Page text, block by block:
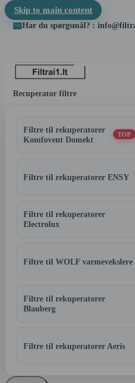
Skip to main content
Har du spørgsmål? :
Recuperator filtre
Filtre til rekuperatorer
Komfovent Domekt
TOP
Filtre til rekuperatorer ENSY
Filtre til rekuperatorer
Electrolux
Filtre til WOLF varmevekslere
Filtre til rekuperatorer
Blauberg
Filtre til rekuperatorer Aeris